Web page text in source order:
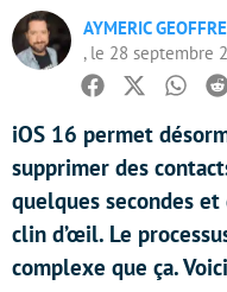
AYMERIC
, le 28 septembre
Facebook
Twitter
iOS 16 permet
supprimer des
quelques secondes
clin d’œil. Le
complexe que ça.